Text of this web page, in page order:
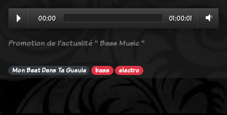
00:00 01:00:01
Promotion de l'actualité " Bass Music "
Mon Beat Dans Ta Gueule bass electro